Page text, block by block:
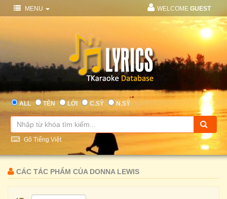
MENU WELCOME GUEST
ALL TÊN LỜI C.SỸ N.SỸ
Gõ Tiếng Việt
CÁC TÁC PHẨM CỦA DONNA LEWIS